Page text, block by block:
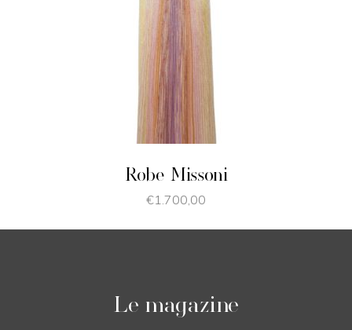
JE SHOPPE
Robe Missoni
€1.700,00
Le magazine